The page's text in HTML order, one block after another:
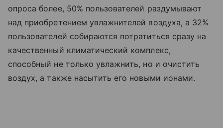
опроса более, 50% пользователей раздумывают
над приобретением увлажнителей воздуха, а 32%
пользователей собираются потратиться сразу на
качественный климатический комплекс,
способный не только увлажнить, но и очистить
воздух, а также насытить его новыми ионами.